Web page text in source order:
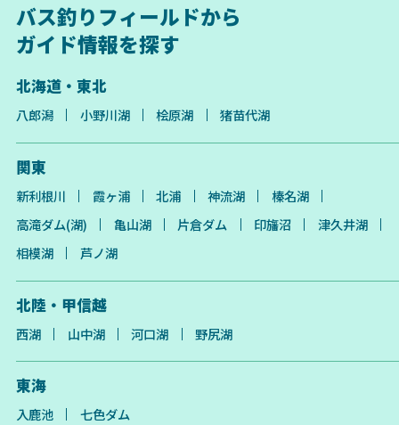
バス釣りフィールドから
ガイド情報を探す
北海道・東北
八郎潟 小野川湖 桧原湖 猪苗代湖
関東
新利根川 霞ヶ浦 北浦 神流湖
榛名湖
高滝ダム(湖)
亀山湖 片倉ダム 印旛沼
津久井湖
相模湖
芦ノ湖
北陸・甲信越
西湖 山中湖 河口湖 野尻湖
東海
入鹿池 七色ダム